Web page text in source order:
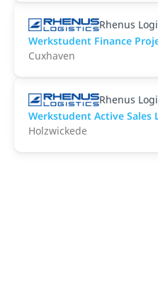
Rhenus
Werkstudent Finance
Cuxhaven
Rhenus
Werkstudent Active
Holzwickede